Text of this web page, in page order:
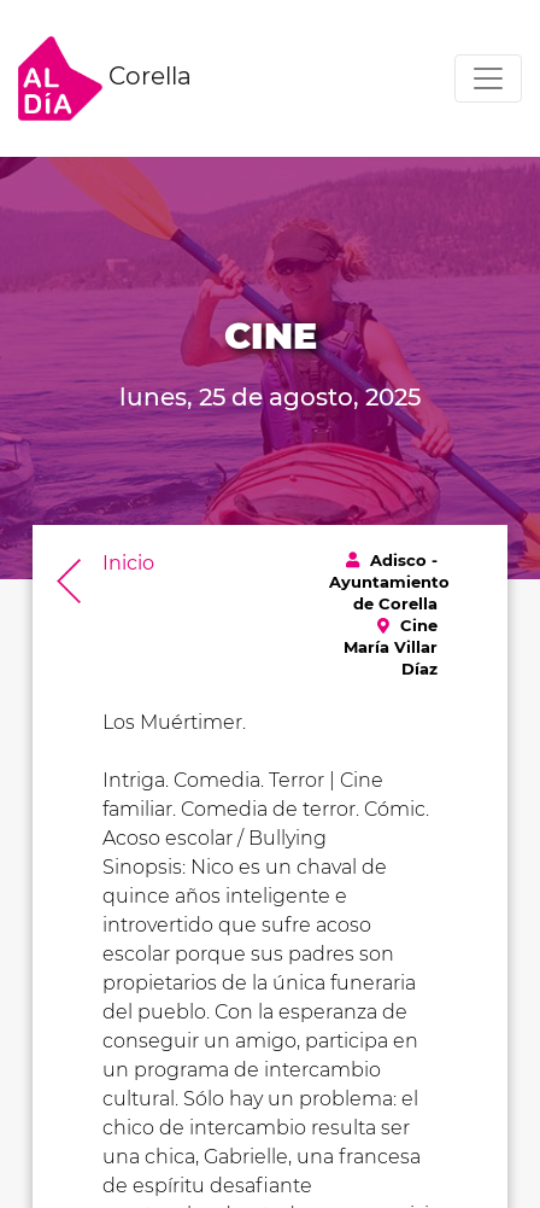
Corella
CINE
lunes, 25 de agosto, 2025
Inicio
Adisco -
Ayuntamiento
de Corella
Cine
María Villar
Díaz
Los Muértimer.
Intriga. Comedia. Terror | Cine
familiar. Comedia de terror. Cómic.
Acoso escolar / Bullying
Sinopsis: Nico es un chaval de
quince años inteligente e
introvertido que sufre acoso
escolar porque sus padres son
propietarios de la única funeraria
del pueblo. Con la esperanza de
conseguir un amigo, participa en
un programa de intercambio
cultural. Sólo hay un problema: el
chico de intercambio resulta ser
una chica, Gabrielle, una francesa
de espíritu desafiante